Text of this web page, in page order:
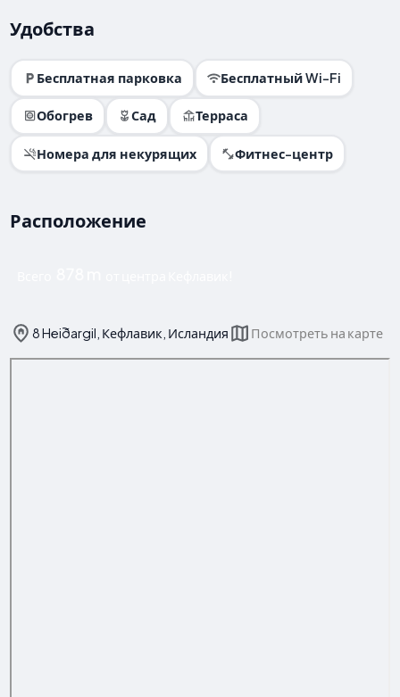
Удобства
Бесплатная парковка Бесплатный Wi-Fi
Обогрев Сад Терраса
Номера для некурящих Фитнес-центр
Расположение
8 Heiðargil, Кефлавик, Исландия Посмотреть на карте